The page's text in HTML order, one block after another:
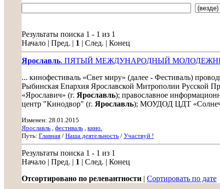
Результаты поиска 1 - 1 из 1
Начало | Пред. | 1 | След. | Конец
Ярославль. ПЯТЫЙ МЕЖДУНАРОДНЫЙ
... кинофестиваль «Свет миру» (далее - Фестиваль)
Рыбинская Епархия Ярославской Митрополии
«Ярославич» (г. Ярославль); православное
центр "Кинодвор" (г. Ярославль); МОУДОД ЦДТ
Изменен: 28.01.2015
Ярославль , фестиваль , кино.
Путь: Главная / Наша деятельность / Участвуй !
Результаты поиска 1 - 1 из 1
Начало | Пред. | 1 | След. | Конец
Отсортировано по релевантности | Сортировать по дате